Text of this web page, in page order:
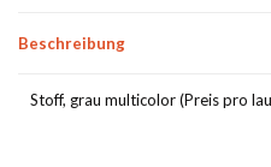
Beschreibung
Stoff, grau multicolor (Preis pro